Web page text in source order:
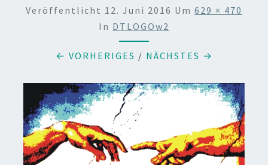
Veröffentlicht 12. Juni 2016 Um 629 × 470
In DTLOGOw2
← VORHERIGES / NÄCHSTES →